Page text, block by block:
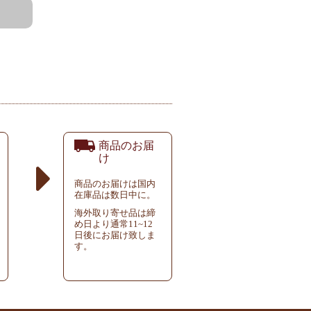
商品のお届
け
商品のお届けは国内
在庫品は数日中に。
海外取り寄せ品は締
め日より通常11~12
日後にお届け致しま
す。